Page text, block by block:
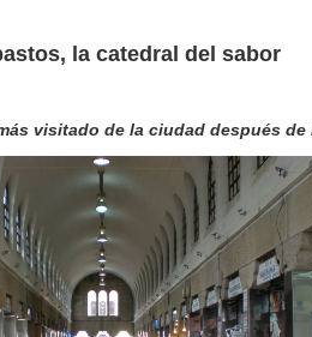
la catedral del sabor
visitado de la ciudad después